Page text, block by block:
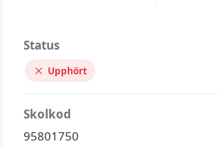
Status
Upphört
Skolkod
95801750